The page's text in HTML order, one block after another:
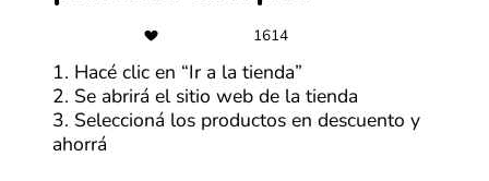
$80,000
Más cupones de Farmaonline
1614
1. Hacé clic en “Ir a la tienda”
2. Se abrirá el sitio web de la tienda
3. Seleccioná los productos en descuento y
ahorrá